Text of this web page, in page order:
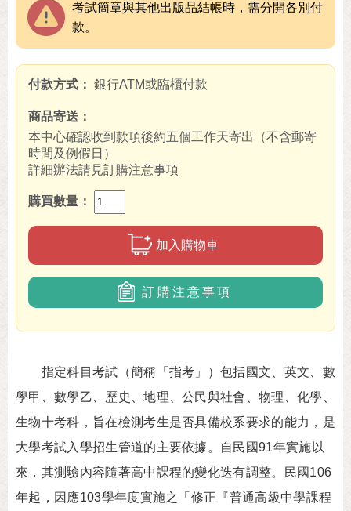
考試簡章與其他出版品結帳時，需分開各別付
款。
付款方式 銀行ATM或臨櫃付款
商品寄送
本中心確認收到款項後約五個工作天寄出（不含郵寄
時間及例假日）
詳細辦法請見訂購注意事項
購買數量
加入購物車
訂購注意事項
指定科目考試（簡稱「指考」）包括國文、英文、數
學甲、數學乙、歷史、地理、公民與社會、物理、化學、
生物十考科，旨在檢測考生是否具備校系要求的能力，是
大學考試入學招生管道的主要依據。自民國91年實施以
來，其測驗內容隨著高中課程的變化迭有調整。民國106
年起，因應103學年度實施之「修正『普通高級中學課程